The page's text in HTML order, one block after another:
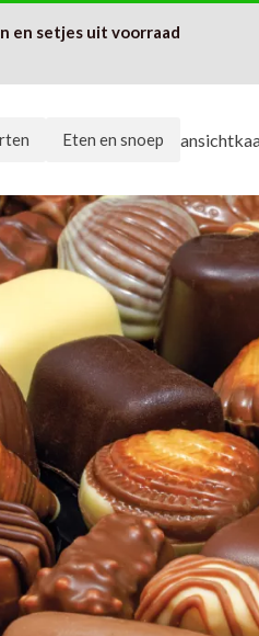
en setjes uit voorraad
Eten en snoep